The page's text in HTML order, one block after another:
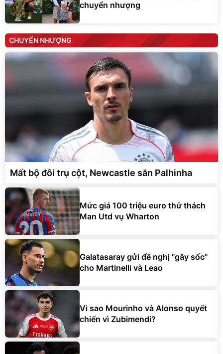
chuyển nhượng
CHUYỂN NHƯỢNG
Mất bộ đôi trụ cột, Newcastle săn Palhinha
Mức giá 100 triệu euro thử thách
Man Utd vụ Wharton
Galatasaray gửi đề nghị "gây sốc"
cho Martinelli và Leao
Vì sao Mourinho và Alonso quyết
chiến vì Zubimendi?